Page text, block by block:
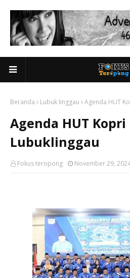
Beranda Lubuk linggau Agenda HUT
Agenda HUT Kopri
Lubuklinggau
Fokus teropong November 29,